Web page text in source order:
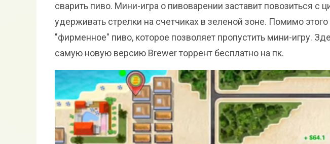
сварить пиво. Мини-игра о пивоварении заставит повозиться с
удерживать стрелки на счетчиках в зеленой зоне. Помимо
"фирменное" пиво, которое позволяет пропустить мини-игру.
самую новую версию Brewer торрент бесплатно на пк.